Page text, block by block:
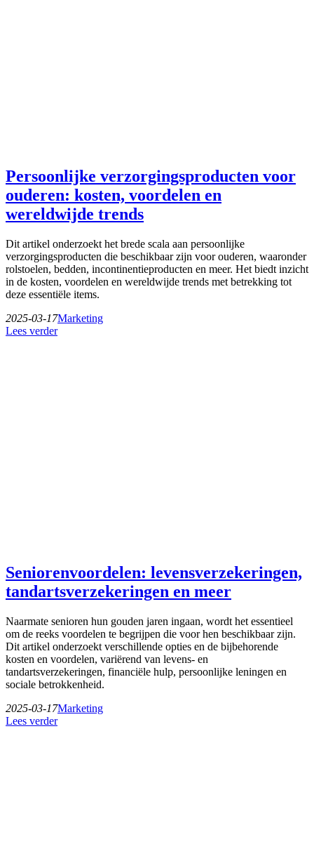
Persoonlijke verzorgingsproducten voor
ouderen: kosten, voordelen en
wereldwijde trends
Dit artikel onderzoekt het brede scala aan persoonlijke
verzorgingsproducten die beschikbaar zijn voor ouderen, waaronder
rolstoelen, bedden, incontinentieproducten en meer. Het biedt inzicht
in de kosten, voordelen en wereldwijde trends met betrekking tot
deze essentiële items.
2025-03-17Marketing
Lees verder
Seniorenvoordelen: levensverzekeringen,
tandartsverzekeringen en meer
Naarmate senioren hun gouden jaren ingaan, wordt het essentieel
om de reeks voordelen te begrijpen die voor hen beschikbaar zijn.
Dit artikel onderzoekt verschillende opties en de bijbehorende
kosten en voordelen, variërend van levens- en
tandartsverzekeringen, financiële hulp, persoonlijke leningen en
sociale betrokkenheid.
2025-03-17Marketing
Lees verder